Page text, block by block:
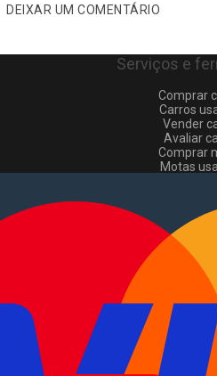
DEIXAR UM COMENTÁRIO
Serviços e
Comprar
Carros
Vender
Avaliar
Comprar
Motas
Comerciais
Vender
Como comprar
Pacotes de
Verificar VIN e
EN
Sobre